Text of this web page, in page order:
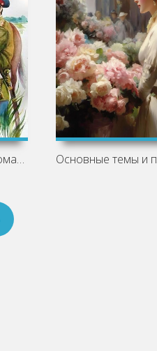
Основные аспекты романа «Казачий крест»